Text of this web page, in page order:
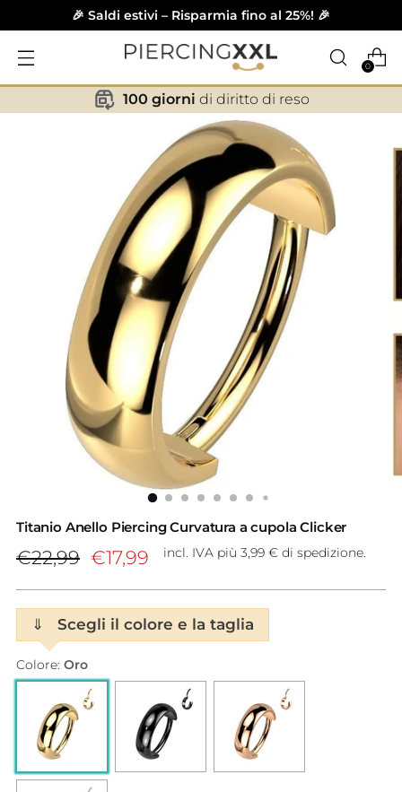
🎉 Saldi estivi – Risparmia fino al 25%! 🎉
0
✕
100 giorni di diritto di reso
Titanio Anello Piercing Curvatura a cupola Clicker
Prezzo
listino
€22,99 €17,99 incl. IVA più 3,99 € di spedizione.
⇓ Scegli il colore e la taglia
Colore: Oro